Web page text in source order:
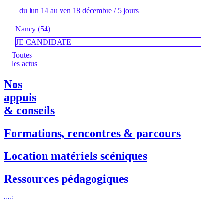
du lun 14 au ven 18 décembre / 5 jours
Nancy (54)
JE CANDIDATE
Toutes
les actus
Nos
appuis
& conseils
Formations, rencontres & parcours
Location matériels scéniques
Ressources pédagogiques